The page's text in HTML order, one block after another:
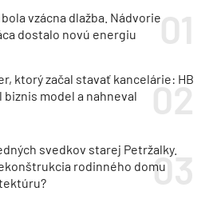
vzácna dlažba. Nádvorie
dostalo novú energiu
ktorý začal stavať kancelárie: HB
biznis model a nahneval
svedkov starej Petržalky.
rodinného domu